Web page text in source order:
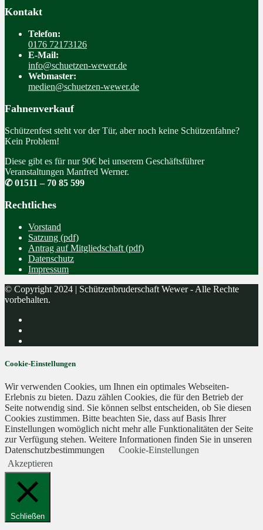
Kontakt
Telefon:
0176 72173126
E-Mail:
info@schuetzen-wewer.de
Webmaster:
medien@schuetzen-wewer.de
Fahnenverkauf
Schützenfest steht vor der Tür, aber noch keine Schützenfahne?
Kein Problem!
Diese gibt es für nur 90€ bei unserem Geschäftsführer
Veranstaltungen Manfred Werner.
✆ 01511 – 70 85 599
Rechtliches
Vorstand
Satzung (pdf)
Antrag auf Mitgliedschaft (pdf)
Datenschutz
Impressum
© Copyright 2024 | Schützenbruderschaft Wewer - Alle Rechte
vorbehalten.
Cookie-Einstellungen
Wir verwenden Cookies, um Ihnen ein optimales Webseiten-
Erlebnis zu bieten. Dazu zählen Cookies, die für den Betrieb der
Seite notwendig sind. Sie können selbst entscheiden, ob Sie diesen
Cookies zustimmen. Bitte beachten Sie, dass auf Basis Ihrer
Einstellungen womöglich nicht mehr alle Funktionalitäten der Seite
zur Verfügung stehen. Weitere Informationen finden Sie in unseren
Datenschutzbestimmungen
Cookie-Einstellungen
Akzeptieren
Schließen